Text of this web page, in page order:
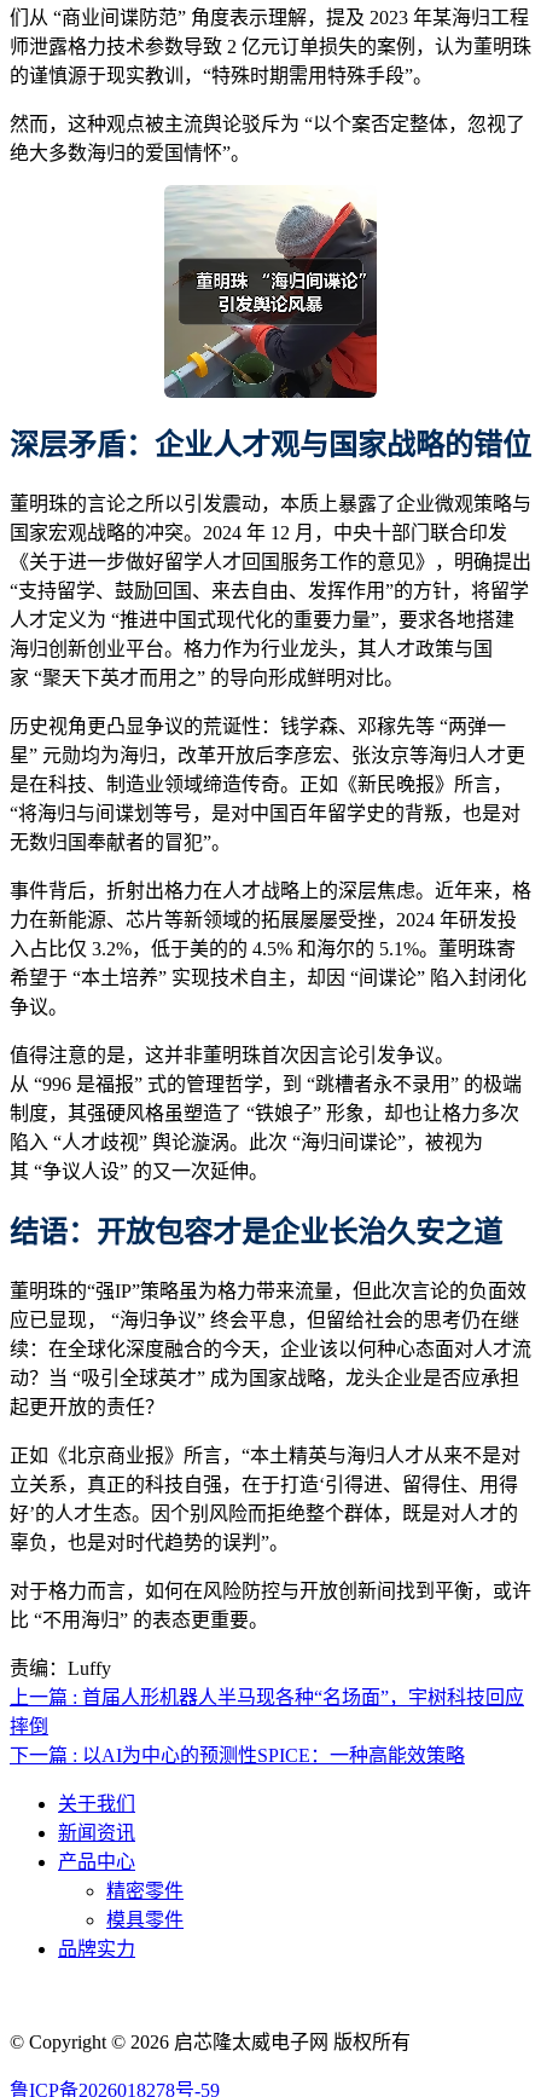
们从 “商业间谍防范” 角度表示理解，提及 2023 年某海归工程
师泄露格力技术参数导致 2 亿元订单损失的案例，认为董明珠
的谨慎源于现实教训，“特殊时期需用特殊手段”。
然而，这种观点被主流舆论驳斥为 “以个案否定整体，忽视了
绝大多数海归的爱国情怀”。
深层矛盾：企业人才观与国家战略的错位
董明珠的言论之所以引发震动，本质上暴露了企业微观策略与
国家宏观战略的冲突。2024 年 12 月，中央十部门联合印发
《关于进一步做好留学人才回国服务工作的意见》，明确提出
“支持留学、鼓励回国、来去自由、发挥作用”的方针，将留学
人才定义为 “推进中国式现代化的重要力量”，要求各地搭建
海归创新创业平台。格力作为行业龙头，其人才政策与国
家 “聚天下英才而用之” 的导向形成鲜明对比。
历史视角更凸显争议的荒诞性：钱学森、邓稼先等 “两弹一
星” 元勋均为海归，改革开放后李彦宏、张汝京等海归人才更
是在科技、制造业领域缔造传奇。正如《新民晚报》所言，
“将海归与间谍划等号，是对中国百年留学史的背叛，也是对
无数归国奉献者的冒犯”。
事件背后，折射出格力在人才战略上的深层焦虑。近年来，格
力在新能源、芯片等新领域的拓展屡屡受挫，2024 年研发投
入占比仅 3.2%，低于美的的 4.5% 和海尔的 5.1%。董明珠寄
希望于 “本土培养” 实现技术自主，却因 “间谍论” 陷入封闭化
争议。
值得注意的是，这并非董明珠首次因言论引发争议。
从 “996 是福报” 式的管理哲学，到 “跳槽者永不录用” 的极端
制度，其强硬风格虽塑造了 “铁娘子” 形象，却也让格力多次
陷入 “人才歧视” 舆论漩涡。此次 “海归间谍论”，被视为
其 “争议人设” 的又一次延伸。
结语：开放包容才是企业长治久安之道
董明珠的“强IP”策略虽为格力带来流量，但此次言论的负面效
应已显现， “海归争议” 终会平息，但留给社会的思考仍在继
续：在全球化深度融合的今天，企业该以何种心态面对人才流
动？当 “吸引全球英才” 成为国家战略，龙头企业是否应承担
起更开放的责任？
正如《北京商业报》所言，“本土精英与海归人才从来不是对
立关系，真正的科技自强，在于打造‘引得进、留得住、用得
好’的人才生态。因个别风险而拒绝整个群体，既是对人才的
辜负，也是对时代趋势的误判”。
对于格力而言，如何在风险防控与开放创新间找到平衡，或许
比 “不用海归” 的表态更重要。
责编：Luffy
上一篇 : 首届人形机器人半马现各种“名场面”，宇树科技回应
摔倒
下一篇 : 以AI为中心的预测性SPICE：一种高能效策略
关于我们
新闻资讯
产品中心
精密零件
模具零件
品牌实力
© Copyright © 2026 启芯隆太威电子网 版权所有
鲁ICP备2026018278号-59